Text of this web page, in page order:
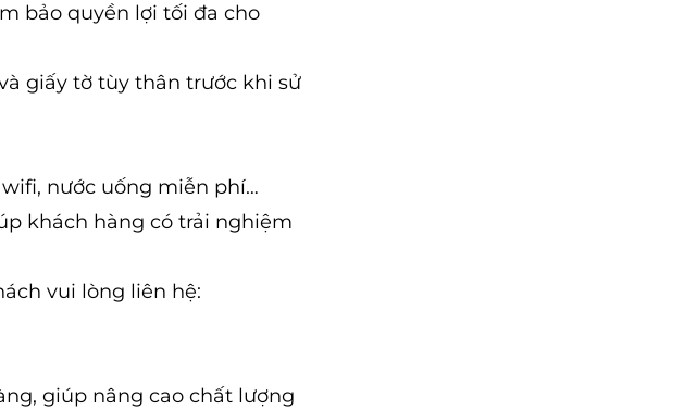
bảo quyền lợi tối đa cho
giấy tờ tùy thân trước khi sử
nước uống miễn phí…
khách hàng có trải nghiệm
vui lòng liên hệ:
giúp nâng cao chất lượng